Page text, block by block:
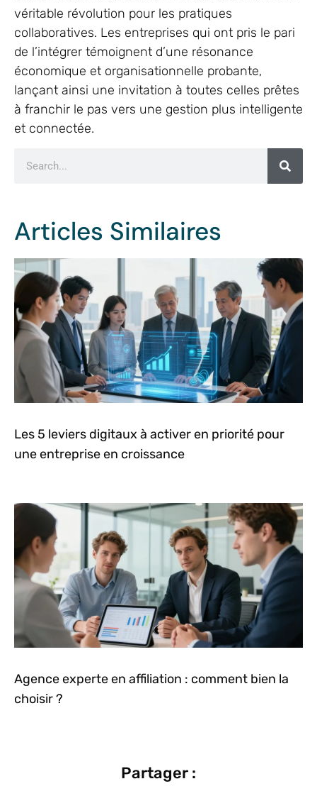
véritable révolution pour les pratiques
collaboratives. Les entreprises qui ont pris le pari
de l’intégrer témoignent d’une résonance
économique et organisationnelle probante,
lançant ainsi une invitation à toutes celles prêtes
à franchir le pas vers une gestion plus intelligente
et connectée.
Articles Similaires
Les 5 leviers digitaux à activer en priorité pour
une entreprise en croissance
Agence experte en affiliation : comment bien la
choisir ?
Partager :